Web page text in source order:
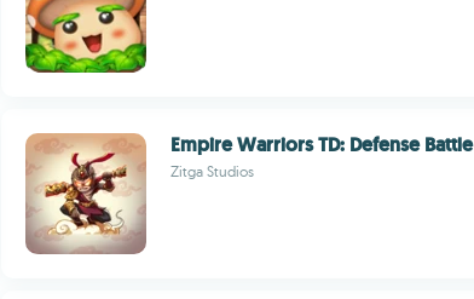
Empire Warriors TD: Defense Battle
Zitga Studios